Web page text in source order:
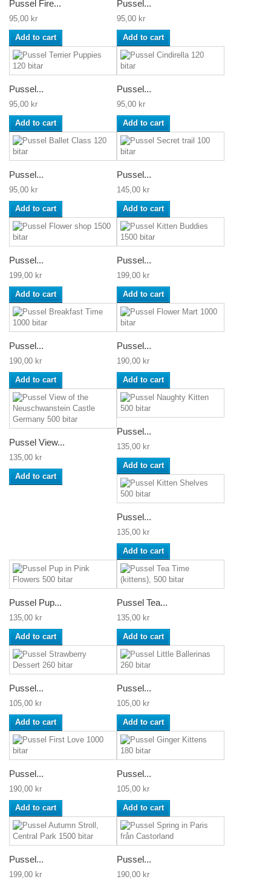
Pussel Fire...
95,00 kr
Add to cart
Pussel...
95,00 kr
Add to cart
Pussel...
95,00 kr
Add to cart
Pussel...
95,00 kr
Add to cart
Pussel...
95,00 kr
Add to cart
Pussel...
145,00 kr
Add to cart
Pussel...
199,00 kr
Add to cart
Pussel...
199,00 kr
Add to cart
Pussel...
190,00 kr
Add to cart
Pussel...
190,00 kr
Add to cart
Pussel View...
135,00 kr
Add to cart
Pussel...
135,00 kr
Add to cart
Pussel...
135,00 kr
Add to cart
Pussel Pup...
135,00 kr
Add to cart
Pussel Tea...
135,00 kr
Add to cart
Pussel...
105,00 kr
Add to cart
Pussel...
105,00 kr
Add to cart
Pussel...
190,00 kr
Add to cart
Pussel...
105,00 kr
Add to cart
Pussel...
199,00 kr
Pussel...
190,00 kr